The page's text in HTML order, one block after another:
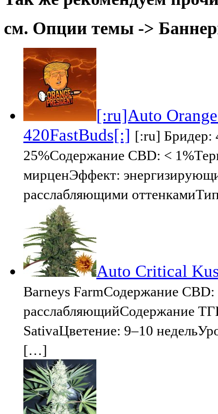
см. Опции темы ->
[:ru]Auto
420FastBuds[:] [:ru] Бридер:
25%Содержание CBD: <
мирценЭффект:
расслабляющими
Auto Critical
Barneys FarmСодержание
расслабляющийСодержание
SativaЦветение: 9–10
[…]